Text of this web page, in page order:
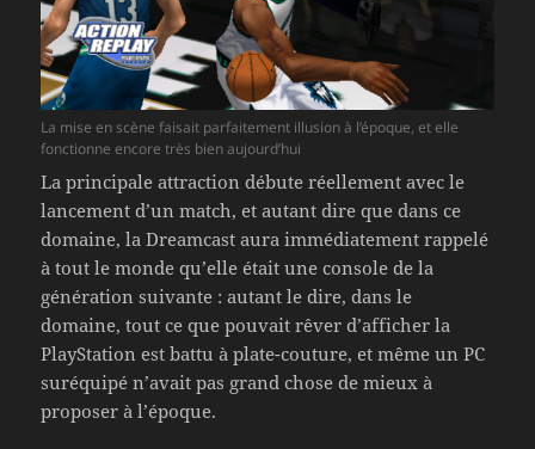
La mise en scène faisait parfaitement illusion à l’époque, et elle
fonctionne encore très bien aujourd’hui
La principale attraction débute réellement avec le
lancement d’un match, et autant dire que dans ce
domaine, la Dreamcast aura immédiatement rappelé
à tout le monde qu’elle était une console de la
génération suivante : autant le dire, dans le
domaine, tout ce que pouvait rêver d’afficher la
PlayStation est battu à plate-couture, et même un PC
suréquipé n’avait pas grand chose de mieux à
proposer à l’époque.